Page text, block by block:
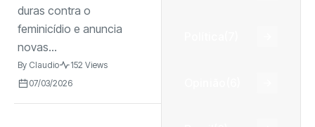
duras contra o
feminicídio e anuncia
novas...
By Claudio
152 Views
07/03/2026